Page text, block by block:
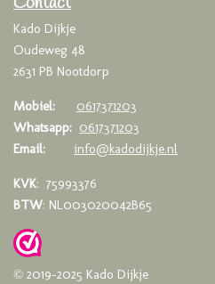
k
a
m
Kado Dijkje
Oudeweg 48
2631 PB Nootdorp
Mobiel:
0617371203
Whatsapp: 0617371203
Email:
info@kadodijkje.nl
KVK: 75993376
BTW: NL003020042B65
© 2019-2025 Kado Dijkje